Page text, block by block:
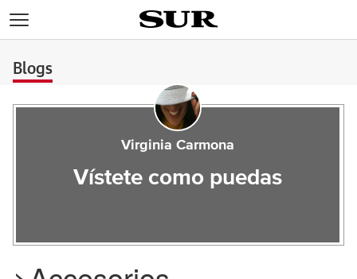
Blogs
Virginia Carmona
Vístete como puedas